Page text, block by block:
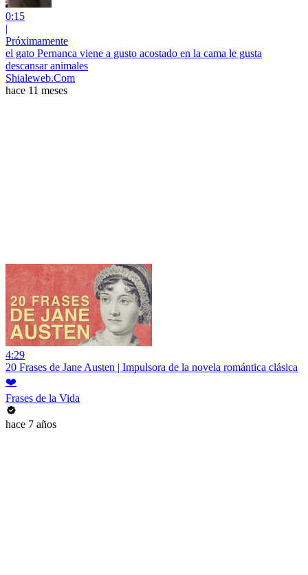
0:15
|
Próximamente
el gato Pernanca viene a gusto acostado en la cama le gusta
descansar animales
Shialeweb.Com
hace 11 meses
4:29
20 Frases de Jane Austen | Impulsora de la novela romántica clásica
❤️
Frases de la Vida
hace 7 años